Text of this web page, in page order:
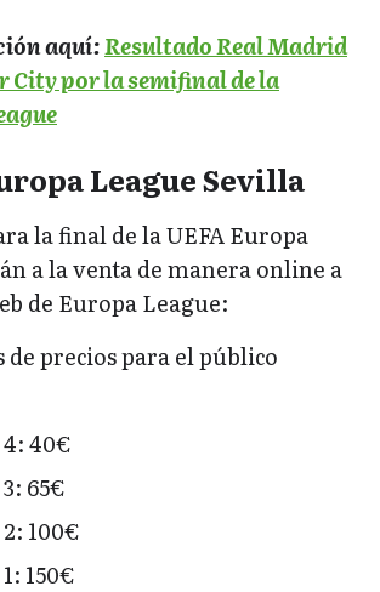
aquí:Resultado Real Madrid
City por la semifinal de la
League Sevilla
la final de la UEFA Europa
a la venta de manera online a
de Europa League:
de precios para el público
40€
65€
100€
150€